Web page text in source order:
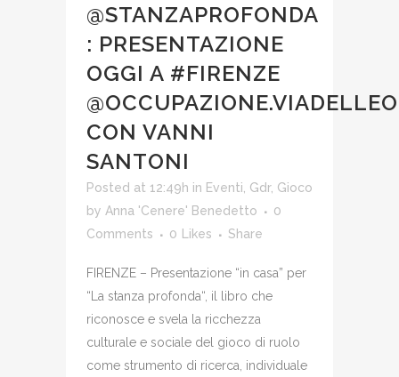
@STANZAPROFONDA
: PRESENTAZIONE
OGGI A #FIRENZE
CON VANNI
SANTONI
Posted at 12:49h in Eventi Gdr, Gioco
by Anna 'Cenere' Benedetto
0
Comments
0 Likes Share
FIRENZE – Presentazione “in casa” per
“La stanza profonda“, il libro che
riconosce e svela la ricchezza
culturale e sociale del gioco di ruolo
come strumento di ricerca, individuale